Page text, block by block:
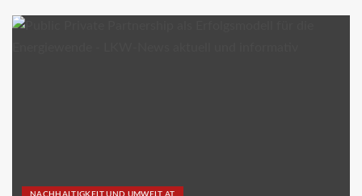
NACHHALTIGKEIT UND UMWELT AT